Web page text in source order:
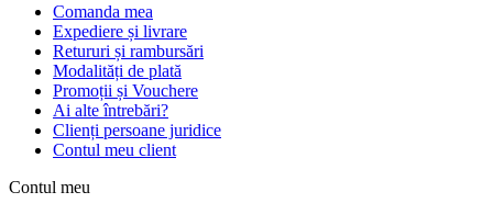
Comanda mea
Expediere și livrare
Retururi și rambursări
Modalități de plată
Promoții și Vouchere
Ai alte întrebări?
Clienți persoane juridice
Contul meu client
Contul meu